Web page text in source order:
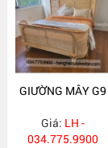
GIƯỜNG MÂY G9
Giá: LH -
034.775.9900